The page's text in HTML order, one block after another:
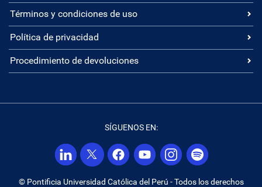
Términos y condiciones de uso
Política de privacidad
Procedimiento de devoluciones
SÍGUENOS EN:
© Pontificia Universidad Católica del Perú - Todos los derechos